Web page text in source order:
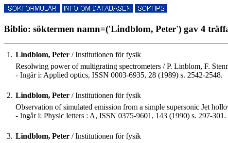
Biblio: söktermen namn=('Lindblom, Peter') gav 4
1. Lindblom, Peter / Institutionen för fysik
Resolwing power of multigrating spectrometers / P. Linblom, F.
- Ingår i: Applied optics, ISSN 0003-6935, 28 (1989) s. 2542-2548.
2. Lindblom, Peter / Institutionen för fysik
Observation of simulated emission from a simple supersonic Jet
- Ingår i: Physic letters : A, ISSN 0375-9601, 143 (1990) s. 297-301.
3. Lindblom, Peter / Institutionen för fysik